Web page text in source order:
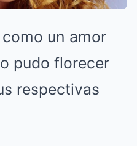
un amor
pudo florecer
respectivas